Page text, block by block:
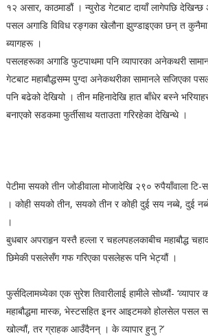
१२ असार, काठमाडौं । न्युरोड गेटबाट दायाँ लागेपछि
पसल अगाडि विविध रङ्गका खेलौना झुण्डाइएका छन् त
ब्यागहरू ।
पसलहरूका अगाडि फुटपाथमा पनि व्यापारका अनेकथरी
गेटबाट महाबौद्धसम्म पुग्दा अनेकथरीका सामानले सजिएका
पनि बढेको देखियो । तीन महिनादेखि हात बाँधेर बस्ने
बनाएको सडकमा फुर्तीसाथ यताउता गरिरहेका देखिन्थे ।
पेटीमा सयको तीन जोडीवाला मोजादेखि २९० रुपैयाँवाला टि-
। कोही सयको तीन, सयको तीन र कोही दुई सय नब्बे, दुई
।
बुधबार अपराहृन यस्तै हल्ला र चहलपहलकाबीच महाबौद्ध
छिमेकी पसलेसँग गफ गरिएका पसलेहरू पनि भेट्यौं ।
फुर्सदिलामध्येका एक सुरेश तिवारीलाई हामीले सोध्यौं- ‘व्यापार
महाबौद्धमा मास्क, भेस्टसहित इनर आइटमको होलसेल
खोल्यौं, तर ग्राहक आउँदैनन् । के व्यापार हुनु ?’